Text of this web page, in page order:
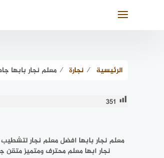
الرئيسية ⁄ نجارة ⁄ معلم نجار بابها جاهز 24 ساعة لطلب الخدمة | الدليل
351
معلم نجار بابها افضل معلم نجار لتشطيب
نجار ابها معلم محترف ومتميز متقن